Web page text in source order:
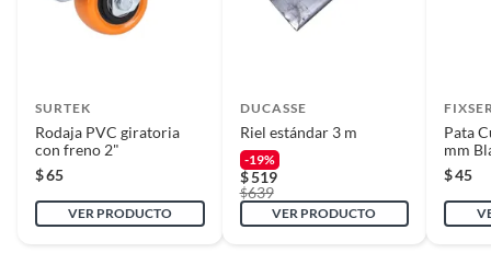
SURTEK
Rodaja PVC giratoria
con freno 2"
$65
VER PRODUCTO
DUCASSE
Riel estándar 3 m
-19%
$519
$639
VER PRODUCTO
Pata
mm
$45